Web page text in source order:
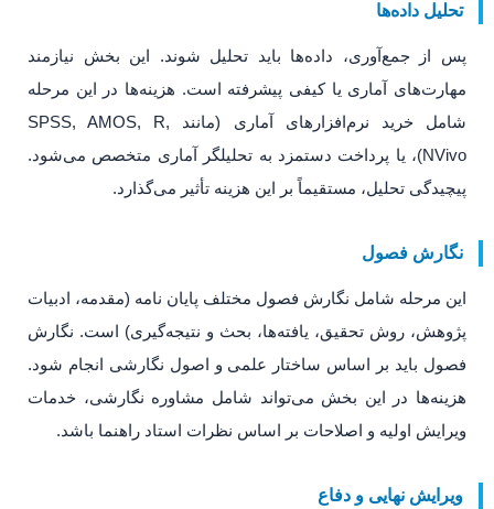
تحلیل داده‌ها
پس از جمع‌آوری، داده‌ها باید تحلیل شوند. این بخش نیازمند
مهارت‌های آماری یا کیفی پیشرفته است. هزینه‌ها در این مرحله
شامل خرید نرم‌افزارهای آماری (مانند SPSS, AMOS, R,
NVivo)، یا پرداخت دستمزد به تحلیلگر آماری متخصص می‌شود.
پیچیدگی تحلیل، مستقیماً بر این هزینه تأثیر می‌گذارد.
نگارش فصول
این مرحله شامل نگارش فصول مختلف پایان نامه (مقدمه، ادبیات
پژوهش، روش تحقیق، یافته‌ها، بحث و نتیجه‌گیری) است. نگارش
فصول باید بر اساس ساختار علمی و اصول نگارشی انجام شود.
هزینه‌ها در این بخش می‌تواند شامل مشاوره نگارشی، خدمات
ویرایش اولیه و اصلاحات بر اساس نظرات استاد راهنما باشد.
ویرایش نهایی و دفاع